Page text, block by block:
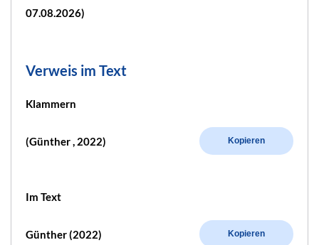
07.08.2026)
Verweis im Text
Klammern
(Günther , 2022) Kopieren
Im Text
Günther (2022) Kopieren